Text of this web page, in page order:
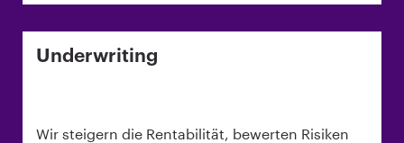
Underwriting
Wir steigern die Rentabilität, bewerten Risiken